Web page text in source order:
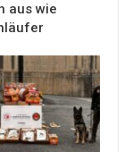
aus wie